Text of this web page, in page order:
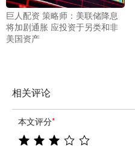
巨人配资 策略师：美联储降息
将加剧通胀 应投资于另类和非
美国资产
相关评论
本文评分*